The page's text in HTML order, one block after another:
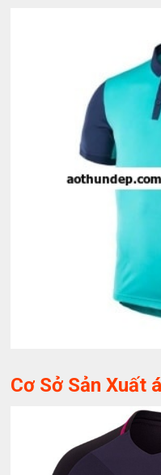
Cơ Sở Sản Xuất